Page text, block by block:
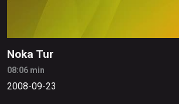
Noka Tur
08:06 min
2008-09-23